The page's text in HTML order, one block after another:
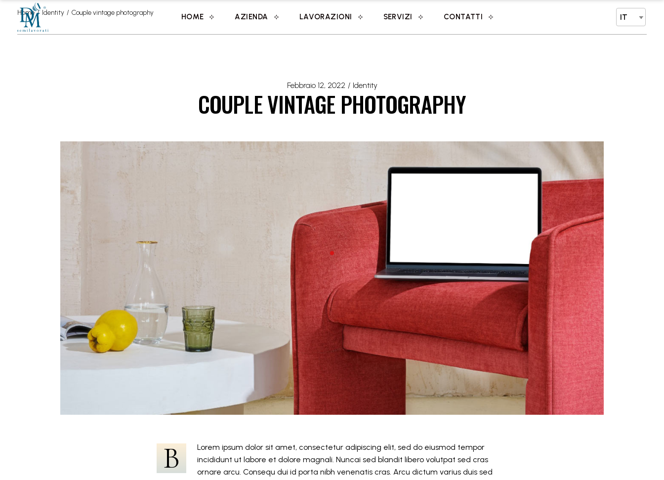
HOME AZIENDA LAVORAZIONI SERVIZI CONTATTI IT
Home Identity Couple vintage photography
Febbraio 12, 2022 Identity
COUPLE VINTAGE PHOTOGRAPHY
B
Lorem ipsum dolor sit amet, consectetur adipiscing elit, sed do eiusmod tempor
incididunt ut labore et dolore magnali. Nuncai sed blandit libero volutpat sed cras
ornare arcu. Consequ dui id porta nibh venenatis cras. Arcu dictum varius duis sed